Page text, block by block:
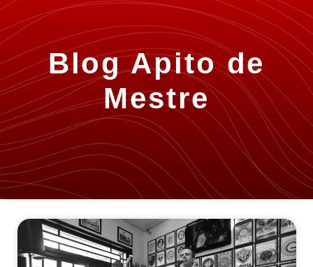
Blog Apito de
Mestre